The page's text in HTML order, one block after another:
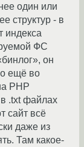
один или
структур - в
индекса
ФС
он
ещё во
PHP
.txt файлах
сайт всё
даже из
Там какое-